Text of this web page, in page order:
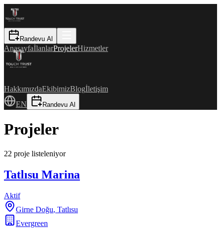
Randevu Al
AnasayfaİlanlarProjelerHizmetler
HakkımızdaEkibimizBlogİletişim
EN
Randevu Al
Projeler
22 proje listeleniyor
Tatlısu Marina
Aktif
Girne Doğu, Tatlısu
Evergreen